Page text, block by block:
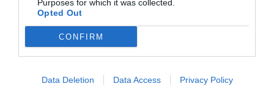
Purposes for which it was collected.
Opted Out
CONFIRM
Data Deletion Data Access Privacy Policy
ΘΕΑΤΡΟ ΠΕΡΙΞ